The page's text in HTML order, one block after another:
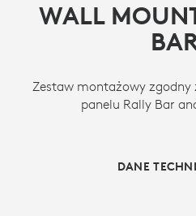
WIDEO
ŚCIANIE
LOGITECH
WALL
Zestaw montażowy zgodny
panelu Rally Bar
DANE